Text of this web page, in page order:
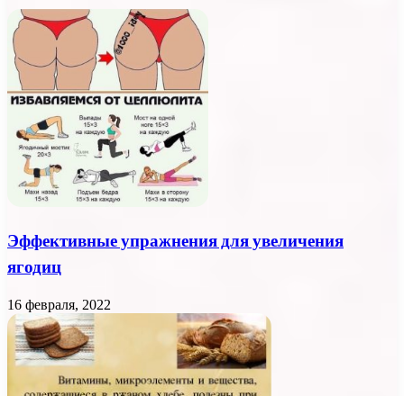
Эффективные упражнения для увеличения
ягодиц
16 февраля, 2022